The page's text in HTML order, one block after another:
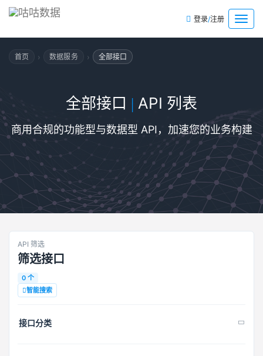
菜
单
登录/注册
首页 › 数据服务 › 全部接口
全部接口 | API 列表
商用合规的功能型与数据型 API，加速您的业务构建
API 筛选
筛选接口
0 个
智能搜索
接口分类